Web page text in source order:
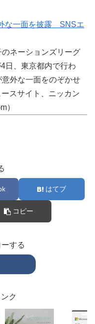
な一面を披露 SNSエ
ネーションズリーグ
日、東京都内で行わ
外な一面をのぞかせ
スサイト、ニッカン
）
はてブ
コピー
する
ク